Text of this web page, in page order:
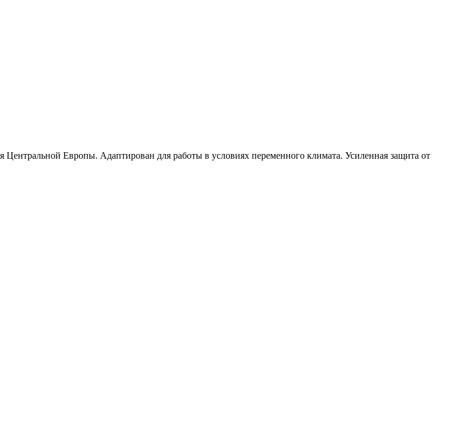
Европы. Адаптирован для работы в условиях переменного климата. Усиленная защита от